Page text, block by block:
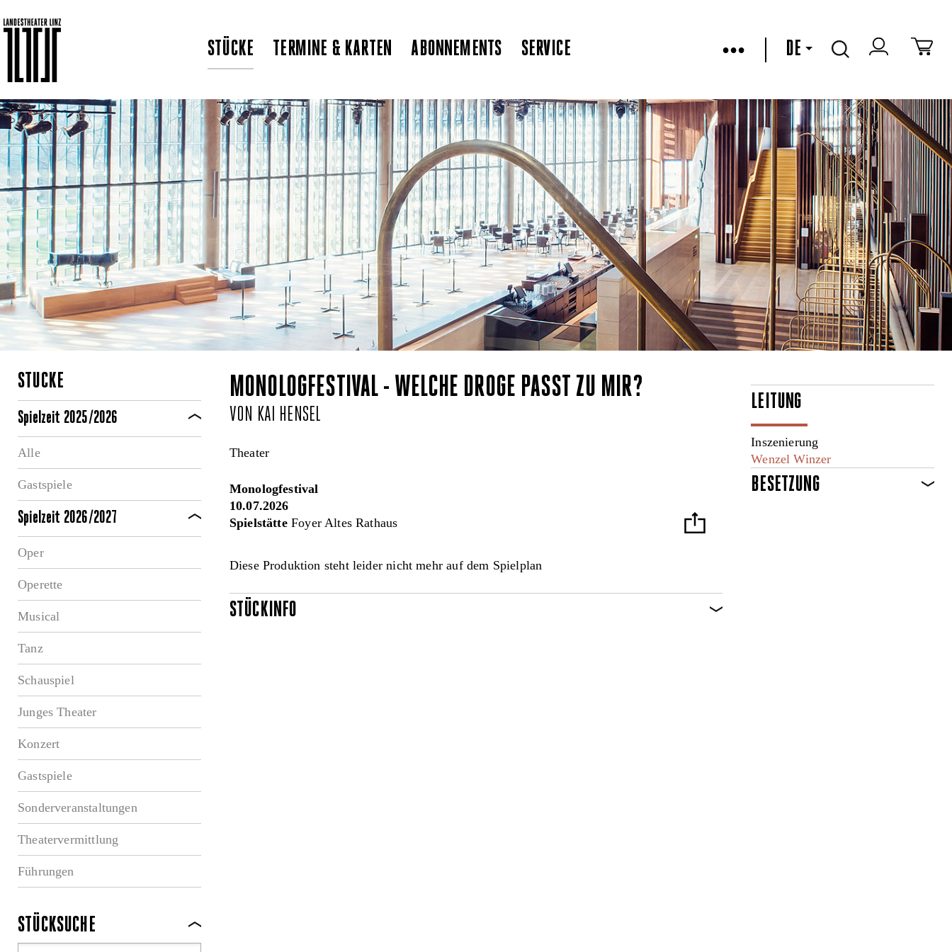
STÜCKE TERMINE & KARTEN ABONNEMENTS SERVICE ••• DE
STÜCKE
Spielzeit 2025/2026
Alle
Gastspiele
Spielzeit 2026/2027
Oper
Operette
Musical
Tanz
Schauspiel
Junges Theater
Konzert
Gastspiele
Sonderveranstaltungen
Theatervermittlung
Führungen
STÜCKSUCHE
MONOLOGFESTIVAL - WELCHE DROGE PASST ZU MIR?
VON KAI HENSEL
Theater
Monologfestival
10.07.2026
SpielstätteFoyer Altes Rathaus
Diese Produktion steht leider nicht mehr auf dem Spielplan
STÜCKINFO
LEITUNG
Inszenierung
Wenzel Winzer
BESETZUNG